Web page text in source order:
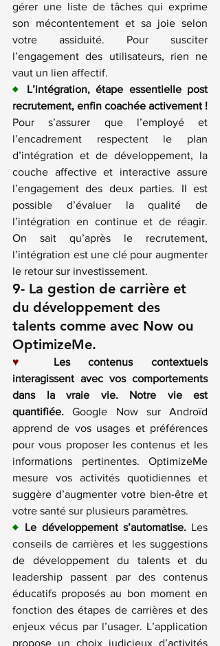
gérer une liste de tâches qui exprime
son mécontentement et sa joie selon
votre assiduité. Pour susciter
l’engagement des utilisateurs, rien ne
vaut un lien affectif.
♦
L’intégration, étape essentielle post
recrutement, enfin coachée activement !
Pour s’assurer que l’employé et
l’encadrement respectent le plan
d’intégration et de développement, la
couche affective et interactive assure
l’engagement des deux parties. Il est
possible d’évaluer la qualité de
l’intégration en continue et de réagir.
On sait qu’après le recrutement,
l’intégration est une clé pour augmenter
le retour sur investissement.
9- La gestion de carrière et
du développement des
talents comme avec Now ou
OptimizeMe.
♥
Les contenus contextuels
interagissent avec vos comportements
dans la vraie vie. Notre vie est
quantifiée. Google Now sur Androïd
apprend de vos usages et préférences
pour vous proposer les contenus et les
informations pertinentes. OptimizeMe
mesure vos activités quotidiennes et
suggère d’augmenter votre bien-être et
votre santé sur plusieurs paramètres.
♦ Le développement s’automatise. Les
conseils de carrières et les suggestions
de développement du talents et du
leadership passent par des contenus
éducatifs proposés au bon moment en
fonction des étapes de carrières et des
enjeux vécus par l’usager. L’application
propose un choix judicieux d’activités